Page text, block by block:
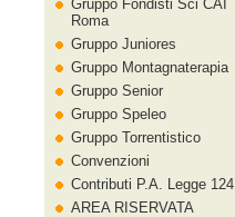
Gruppo Fondisti Sci CAI
Roma
Gruppo Juniores
Gruppo Montagnaterapia
Gruppo Senior
Gruppo Speleo
Gruppo Torrentistico
Convenzioni
Contributi P.A. Legge 124
AREA RISERVATA